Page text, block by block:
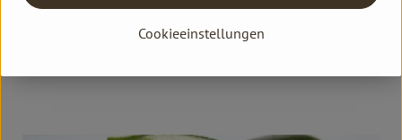
laden wir herzlich zu einer öffentlichen Hofführung auf
dem Lammertzhof ein.Cookieeinstellungen